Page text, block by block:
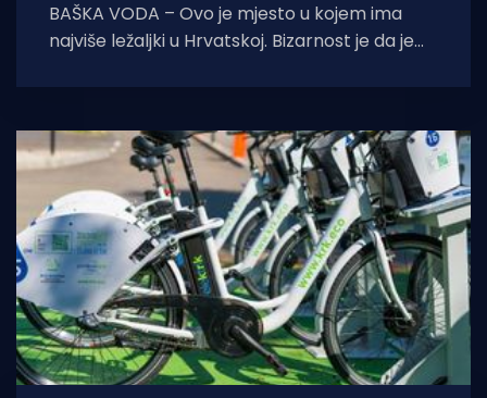
BAŠKA VODA – Ovo je mjesto u kojem ima
najviše ležaljki u Hrvatskoj. Bizarnost je da je